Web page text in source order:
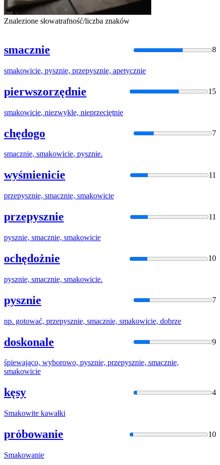
Znalezione słowatrafność/liczba znaków
smacznie 8
smakowicie, pysznie, przepysznie, apetycznie
pierwszorzędnie 15
smakowicie, niezwykle, nieprzeciętnie
chędogo 7
smacznie, smakowicie, pysznie.
wyśmienicie 11
przepysznie, smacznie, smakowicie
przepysznie 11
pysznie, smacznie, smakowicie
ochędożnie 10
pysznie, smacznie, smakowicie.
pysznie 7
np. gotować, przepysznie, smacznie, smakowicie, dobrze
doskonale 9
śpiewająco, wyborowo, pysznie, przepysznie, smacznie,
smakowicie
kęsy 4
Smakowite kawałki
próbowanie 10
Smakowanie